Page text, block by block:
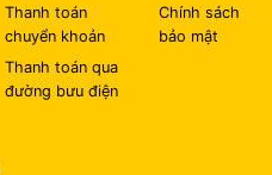
Thanh toán
chuyển khoản
Thanh toán qua
đường bưu điện
Chính sách
bảo mật